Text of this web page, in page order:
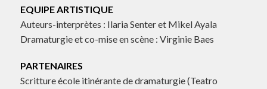
EQUIPE ARTISTIQUE
Auteurs-interprètes : Ilaria Senter et Mikel Ayala
Dramaturgie et co-mise en scène : Virginie Baes
PARTENAIRES
Scritture école itinérante de dramaturgie (Teatro